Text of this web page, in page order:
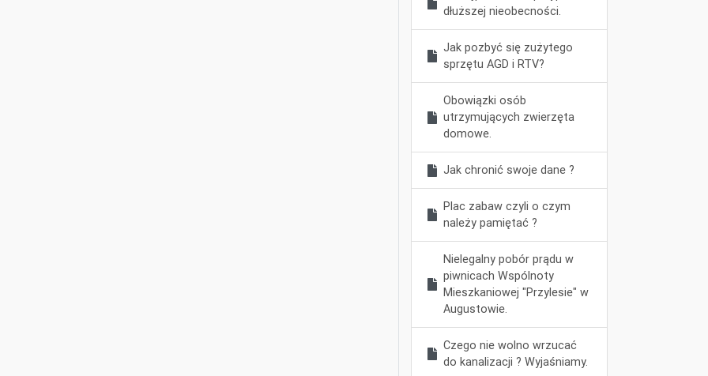
dłuższej nieobecności.
Jak pozbyć się zużytego
sprzętu AGD i RTV?
Obowiązki osób
utrzymujących zwierzęta
domowe.
Jak chronić swoje dane ?
Plac zabaw czyli o czym
należy pamiętać ?
Nielegalny pobór prądu w
piwnicach Wspólnoty
Mieszkaniowej "Przylesie" w
Augustowie.
Czego nie wolno wrzucać
do kanalizacji ? Wyjaśniamy.